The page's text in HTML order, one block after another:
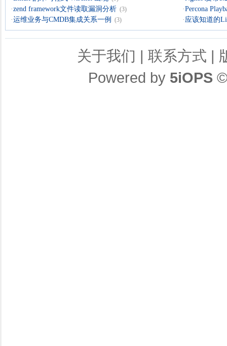
·zend framework文件读取漏洞分析 (3) ·Percona
·运维业务与CMDB集成关系一例 (3) · 应该知道的
关于我们 | 联系方式 |
Powered by 5iOPS©